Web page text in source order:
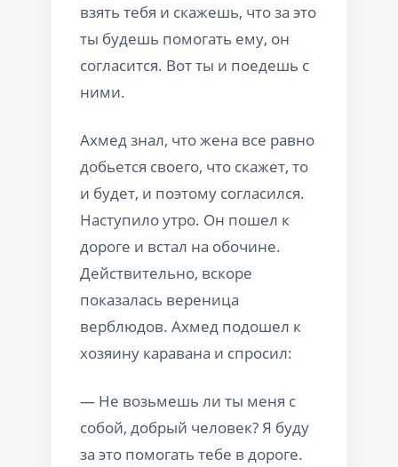
взять тебя и скажешь, что за это
ты будешь помогать ему, он
согласится. Вот ты и поедешь с
ними.
Ахмед знал, что жена все равно
добьется своего, что скажет, то
и будет, и поэтому согласился.
Наступило утро. Он пошел к
дороге и встал на обочине.
Действительно, вскоре
показалась вереница
верблюдов. Ахмед подошел к
хозяину каравана и спросил:
— Не возьмешь ли ты меня с
собой, добрый человек? Я буду
за это помогать тебе в дороге.